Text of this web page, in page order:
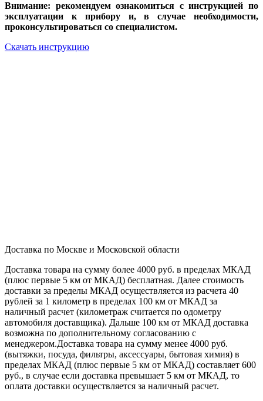
Внимание: рекомендуем ознакомиться с инструкцией по
эксплуатации к прибору и, в случае необходимости,
проконсультироваться со специалистом.
Скачать инструкцию
Доставка по Москве и Московской области
Доставка товара на сумму более 4000 руб. в пределах МКАД
(плюс первые 5 км от МКАД) бесплатная. Далее стоимость
доставки за пределы МКАД осуществляется из расчета 40
рублей за 1 километр в пределах 100 км от МКАД за
наличный расчет (километраж считается по одометру
автомобиля доставщика). Дальше 100 км от МКАД доставка
возможна по дополнительному согласованию с
менеджером.Доставка товара на сумму менее 4000 руб.
(вытяжки, посуда, фильтры, аксессуары, бытовая химия) в
пределах МКАД (плюс первые 5 км от МКАД) составляет 600
руб., в случае если доставка превышает 5 км от МКАД, то
оплата доставки осуществляется за наличный расчет.